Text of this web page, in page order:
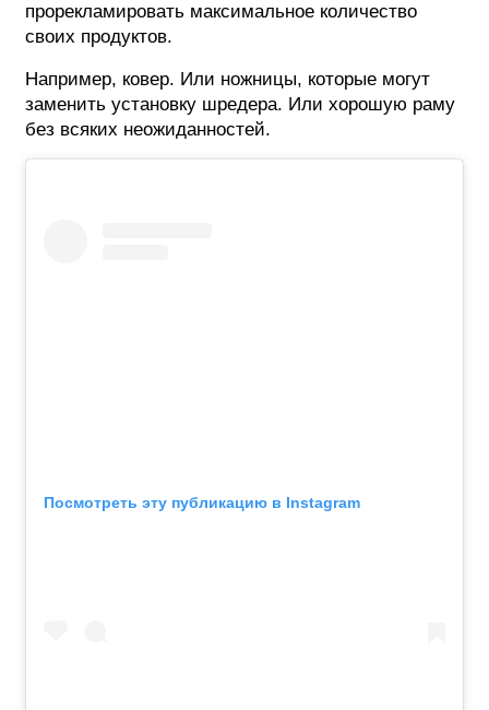
прорекламировать максимальное количество
своих продуктов.
Например, ковер. Или ножницы, которые могут
заменить установку шредера. Или хорошую раму
без всяких неожиданностей.
Посмотреть эту публикацию в Instagram